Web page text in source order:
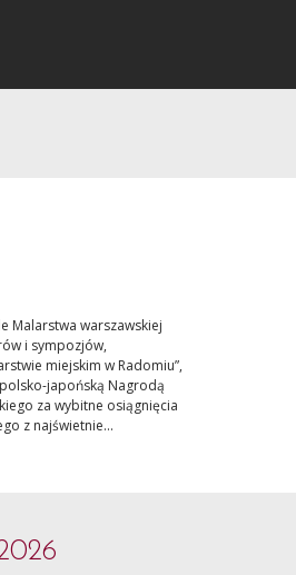
Malarstwa warszawskiej
i sympozjów,
miejskim w Radomiu”,
japońską Nagrodą
za wybitne osiągnięcia
z najświetnie...